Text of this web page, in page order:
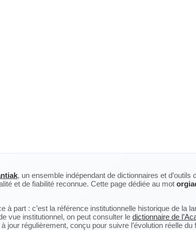
, un ensemble indépendant de dictionnaires et
et de fiabilité reconnue. Cette page dédiée au mot
à part : c’est la référence institutionnelle historique de la
vue institutionnel, on peut consulter le dictionnaire de
régulièrement, conçu pour suivre l’évolution réelle